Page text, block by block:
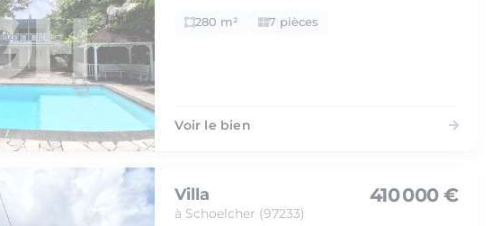
280 m² 7 pièces
Voir le bien
Villa
à Schoelcher (97233)
410 000 €